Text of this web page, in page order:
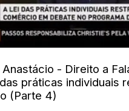
Anastácio - Direito a
práticas individuais
(Parte 4)